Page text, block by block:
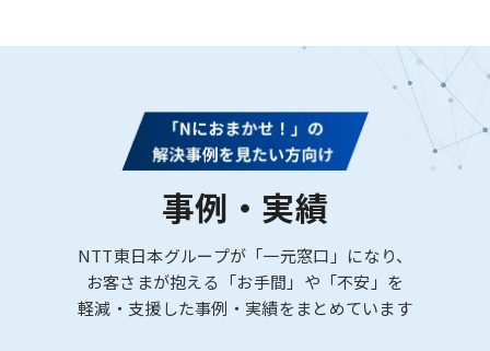
事例・実績
NTT東日本グループが「一元窓口」になり、
お客さまが抱える「お手間」や「不安」を
軽減・支援した事例・実績をまとめています